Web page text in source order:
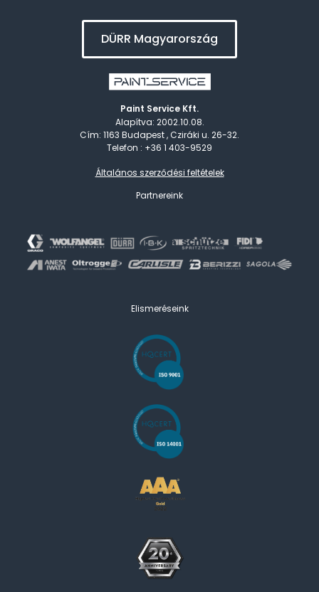
DÜRR Magyarország
Paint Service Kft.
Alapítva: 2002.10.08.
Cím: 1163 Budapest , Cziráki u. 26-32.
Telefon : +36 1 403-9529
Általános szerződési feltételek
Partnereink
Elismeréseink